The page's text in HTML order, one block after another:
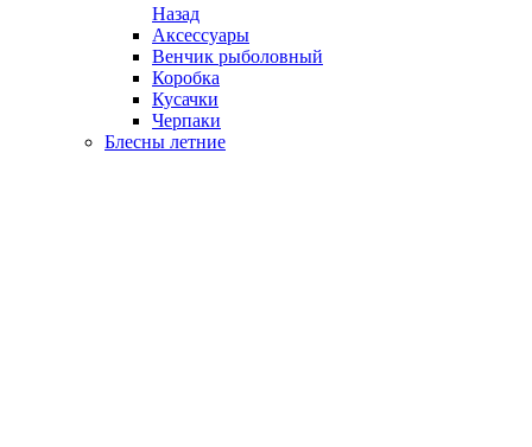
Назад
Аксессуары
Венчик рыболовный
Коробка
Кусачки
Черпаки
Блесны летние